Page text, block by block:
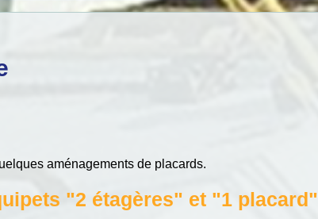
aménagements de placards.
"2 étagères" et "1 placard"